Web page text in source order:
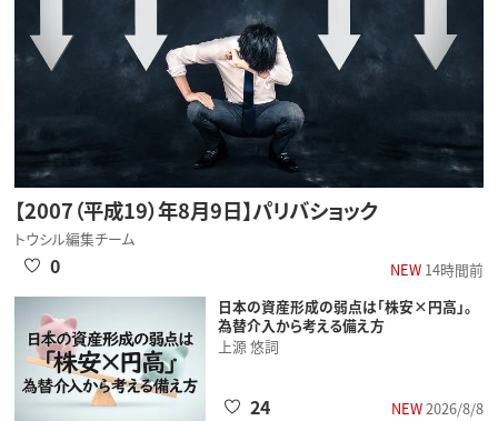
【2007（平成19）年8月9日】パリバショック
トウシル編集チーム
NEW14時間前
0
日本の資産形成の弱点は「株安×円高」。
為替介入から考える備え方
上源 悠詞
NEW2026/8/8
24